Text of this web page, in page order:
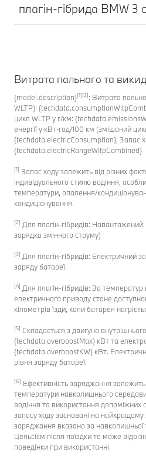
плагін-гібрида BMW 3
Витрата пального та
{model.description}[1][2]: Витрата
WLTP):
цикл WLTP у г/км:
енергії у кВт⋅год/100 км (змішаний
{techdata.electricConsumption}; Запас
{techdata.electricRangeWltpCombined}
[1] Запас ходу залежить від різних
індивідуального стилю водіння,
температури, опалення/
кондиціонування.
[2] Для плагін-гібридів:
зарядка змінного струму)
[3] Для плагін-гібридів: Електричний
заряду батареї.
[4] Для плагін-гібридів: За
електричного приводу стане
кілометрів їзди, коли батарея
[5] Складається з двигуна
{techdata.overboostMax} кВт та
{techdata.overboostKW} кВт.
рівня заряду батареї.
[6] Ефективність заряджання залежить
температури навколишнього
водіння та використання допоміжних
запасу ходу засновані на найкращому
заряджання вказано за навколишньої
Цельсієм після поїздки та може
поведінки при використанні.